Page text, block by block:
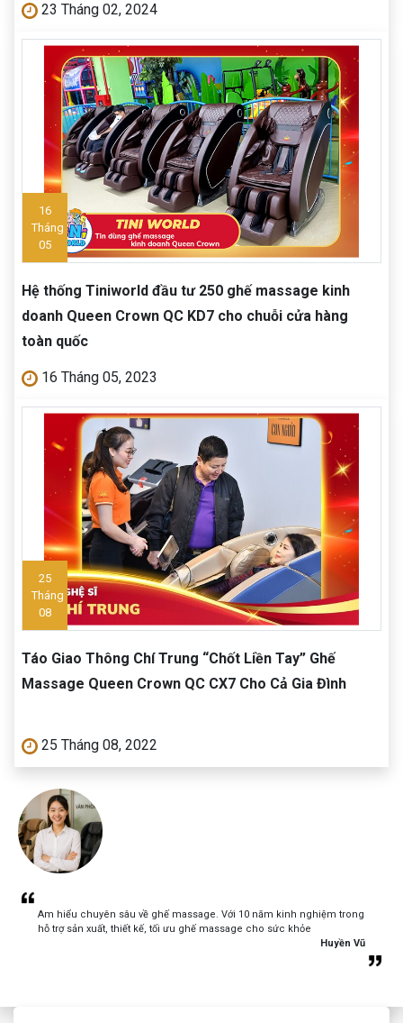
23 Tháng 02, 2024
16
Tháng
05
Hệ thống Tiniworld đầu tư 250 ghế massage kinh
doanh Queen Crown QC KD7 cho chuỗi cửa hàng
toàn quốc
16 Tháng 05, 2023
25
Tháng
08
Táo Giao Thông Chí Trung “Chốt Liền Tay” Ghế
Massage Queen Crown QC CX7 Cho Cả Gia Đình
25 Tháng 08, 2022
Am hiểu chuyên sâu về ghế massage. Với 10 năm kinh nghiệm trong
hỗ trợ sản xuất, thiết kế, tối ưu ghế massage cho sức khỏe
Huyền Vũ